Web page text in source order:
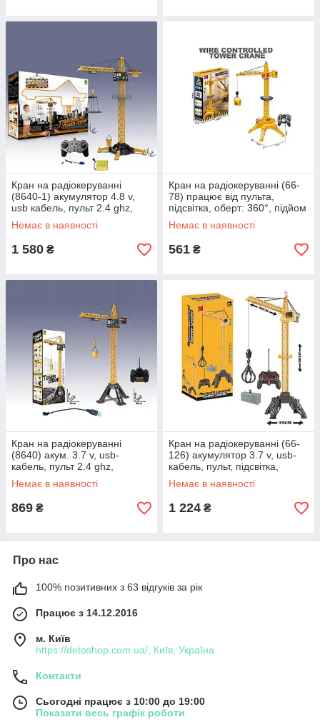
Кран на радіокеруванні
(8640-1) акумулятор 4.8 v,
usb кабель, пульт 2.4 ghz,
звук, підсвітка, 1:18, оберт на
360°, підіймає
Немає в наявності
1 580 ₴
Кран на радіокеруванні (66-
78) працює від пульта,
підсвітка, оберт: 360°, підйом
і опускання вантажу,
вантажний кошик, наклейки,
Немає в наявності
561 ₴
Кран на радіокеруванні
(8640) акум. 3.7 v, usb-
кабель, пульт 2.4 ghz,
підсвітка, масштаб 1:18,
кабіна обертається, підіймає
Немає в наявності
869 ₴
Кран на радіокеруванні (66-
126) акумулятор 3.7 v, usb-
кабель, пульт, підсвітка,
обертова кабіна,
автоматично підіймає
Немає в наявності
1 224 ₴
Про нас
100% позитивних з 63 відгуків за рік
Працює з 14.12.2016
м. Київ
https://detoshop.com.ua/, Київ, Україна
Контакти
Сьогодні працює з 10:00 до 19:00
Показати весь графік роботи